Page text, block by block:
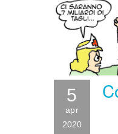
5
apr
2020